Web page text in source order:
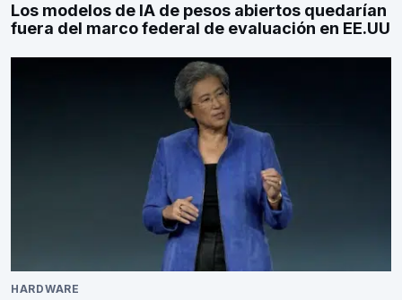
Los modelos de IA de pesos abiertos quedarían
fuera del marco federal de evaluación en EE.UU
HARDWARE